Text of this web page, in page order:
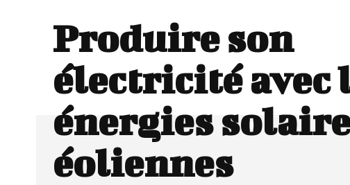
Produire son
électricité avec
énergies
éoliennes